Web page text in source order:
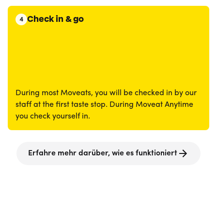
4 Check in & go
During most Moveats, you will be checked in by our
staff at the first taste stop. During Moveat Anytime
you check yourself in.
Erfahre mehr darüber, wie es funktioniert